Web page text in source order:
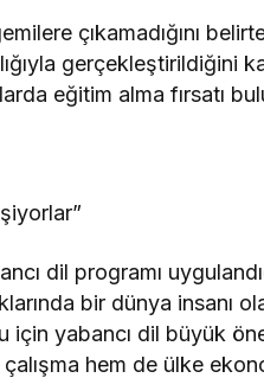
çıkamadığını
gerçekleştirildiğini
eğitim alma fırsatı
dil programı
bir dünya insanı
için yabancı dil büyük
çalışma hem de ülke